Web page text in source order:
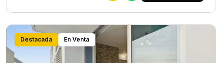
Destacada En Venta